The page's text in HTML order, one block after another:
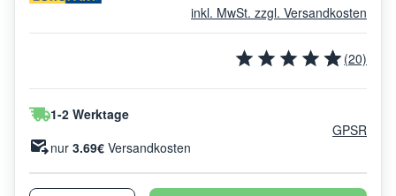
inkl. MwSt. zzgl. Versandkosten
(20)
1-2 Werktage
nur 3.69€ Versandkosten
GPSR